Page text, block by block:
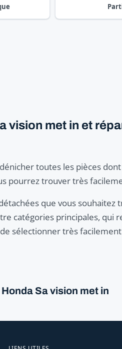
vision met in et
toutes les pièces
pourrez trouver très
que vous souhaitez
catégories principales, qui
sélectionner très
Sa vision met in